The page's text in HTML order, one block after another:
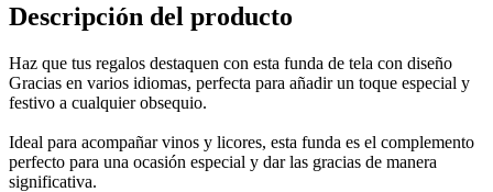
Descripción del producto
Haz que tus regalos destaquen con esta funda de tela con diseño
Gracias en varios idiomas, perfecta para añadir un toque especial y
festivo a cualquier obsequio.
Ideal para acompañar vinos y licores, esta funda es el complemento
perfecto para una ocasión especial y dar las gracias de manera
significativa.